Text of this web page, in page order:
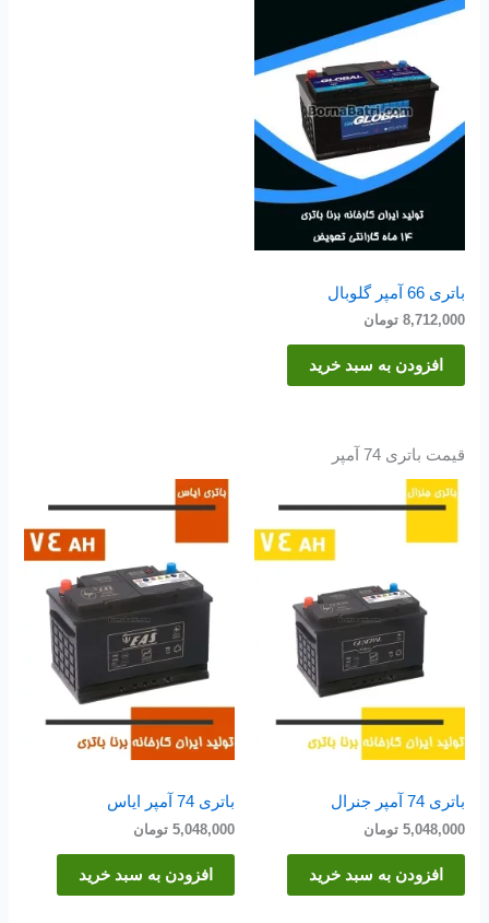
باتری 66 آمپر گلوبال
8,712,000 تومان
افزودن به سبد خرید
قیمت باتری 74 آمپر
باتری 74 آمپر جنرال
5,048,000 تومان
افزودن به سبد خرید
باتری 74 آمپر ایاس
5,048,000 تومان
افزودن به سبد خرید